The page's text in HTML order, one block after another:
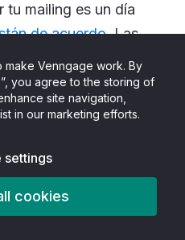
Venngage work. By
you agree to the storing of
site navigation,
in our marketing efforts.
settings
cookies
tu mailing es un día
de acuerdo. Las
bandeja de entrada
los lunes por la
en medio de
de los días